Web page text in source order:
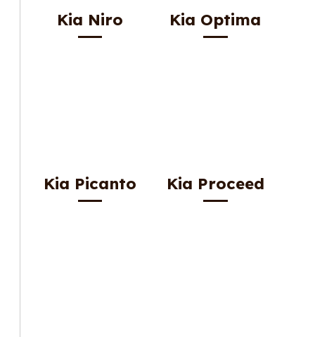
Kia Niro Kia Optima
Kia Picanto Kia Proceed